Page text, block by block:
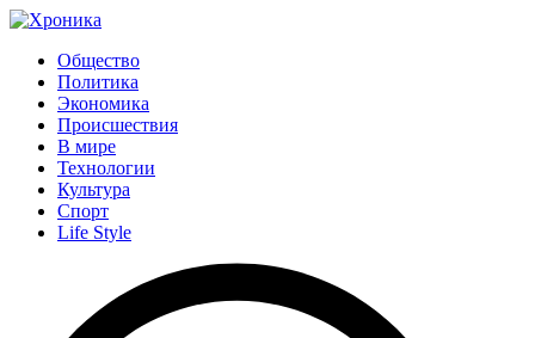
Общество
Политика
Экономика
Происшествия
В мире
Технологии
Культура
Спорт
Life Style